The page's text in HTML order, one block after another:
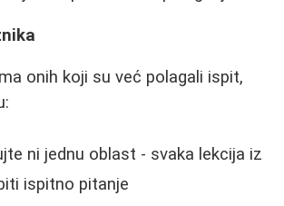
onih koji su već polagali ispit,
ni jednu oblast - svaka lekcija iz
ispitno pitanje